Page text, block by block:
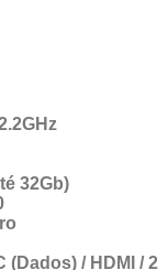
32Gb)
(Dados) / HDMI / 2